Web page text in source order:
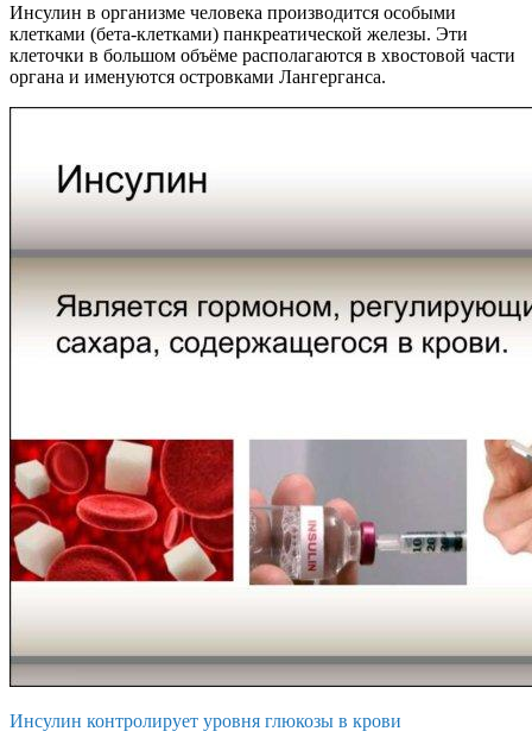
Инсулин в организме человека производится особыми
клетками (бета-клетками) панкреатической железы. Эти
клеточки в большом объёме располагаются в хвостовой части
органа и именуются островками Лангерганса.
Инсулин контролирует уровня глюкозы в крови